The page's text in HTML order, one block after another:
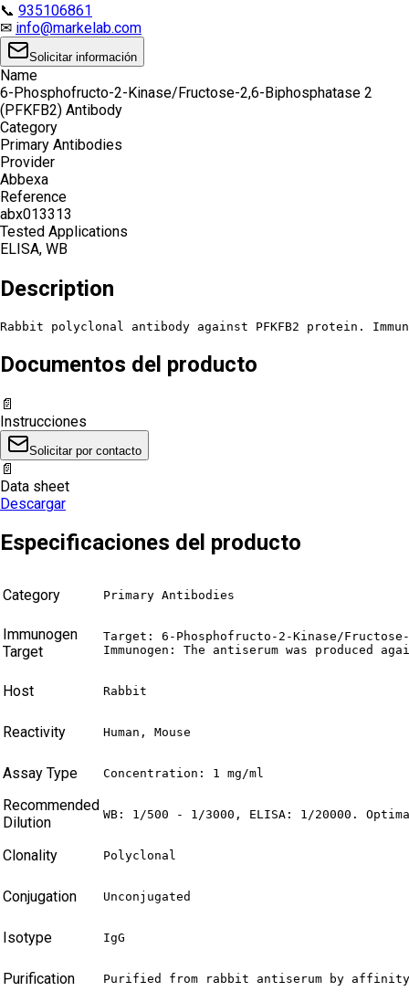
📞 935106861
✉ info@markelab.com
Solicitar información
Name
6-Phosphofructo-2-Kinase/Fructose-2,6-Biphosphatase 2
(PFKFB2) Antibody
Category
Primary Antibodies
Provider
Abbexa
Reference
abx013313
Tested Applications
ELISA, WB
Description
Rabbit polyclonal antibody against PFKFB2 protein.
Documentos del producto
📄
Instrucciones
Solicitar por contacto
📄
Data sheet
Descargar
Especificaciones del producto
Category Primary Antibodies
Immunogen
Target
Target: 6-Phosphofructo-2-Kinase/
Immunogen: The antiserum was produced
Host Rabbit
Reactivity Human, Mouse
Assay Type Concentration: 1 mg/ml
Recommended
Dilution
WB: 1/500 - 1/3000, ELISA: 1/20000.
Clonality Polyclonal
Conjugation Unconjugated
Isotype IgG
Purification Purified from rabbit antiserum by affinity